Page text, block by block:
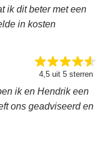
ik dit beter met een
in kosten
4,5 uit 5 sterren
ik en Hendrik een
ons geadviseerd en